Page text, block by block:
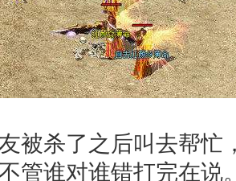
被杀了之后叫去帮忙
管谁对谁错打完在说